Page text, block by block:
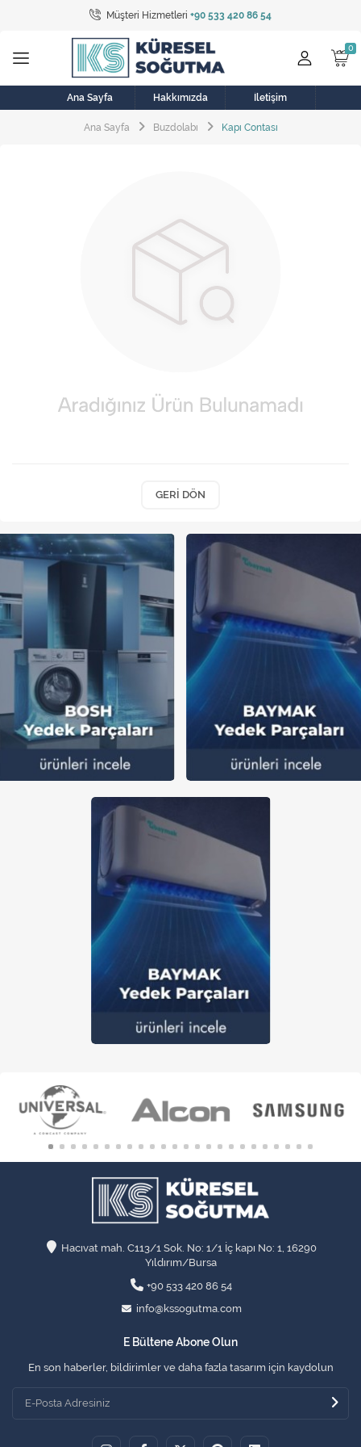
Müşteri Hizmetleri +90 533 420 86 54
Tüm Kategoriler
Bulaşık Makinesi
Buzdolabı
Çamaşır Kurutma Makinesi
Elektrikli Aksamlar
Elektrikli Süpürge
Fan
Klima
Musluk
Soğutma Sistemleri
Şofben ve Termosifon
Ana Sayfa Hakkımızda İletişim
Ana Sayfa Buzdolabı Kapı Contası
GERI DÖN
Hacıvat mah. C113/1 Sok. No: 1/1 İç kapı No: 1, 16290
Yıldırım/Bursa
+90 533 420 86 54
info@kssogutma.com
E Bültene Abone Olun
En son haberler, bildirimler ve daha fazla tasarım için kaydolun